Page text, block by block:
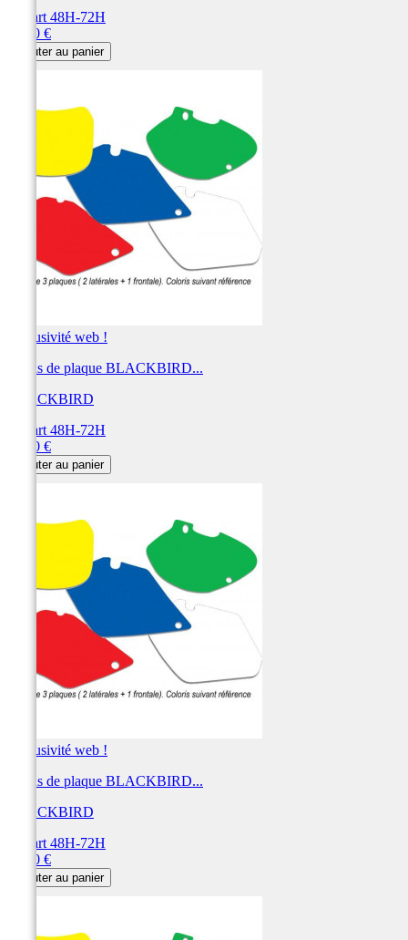
Départ 48H-72H
28,80 €
Ajouter au panier
Exclusivité web !
Fonds de plaque BLACKBIRD...
BLACKBIRD
Départ 48H-72H
28,80 €
Ajouter au panier
Exclusivité web !
Fonds de plaque BLACKBIRD...
BLACKBIRD
Départ 48H-72H
28,80 €
Ajouter au panier